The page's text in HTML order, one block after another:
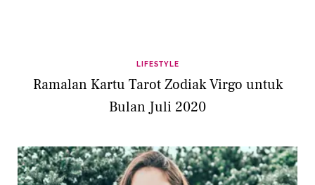
LIFESTYLE
Ramalan Kartu Tarot Zodiak Virgo untuk
Bulan Juli 2020